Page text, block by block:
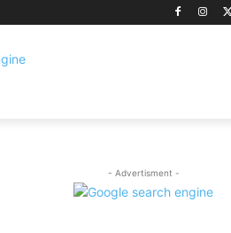
- Advertisment -